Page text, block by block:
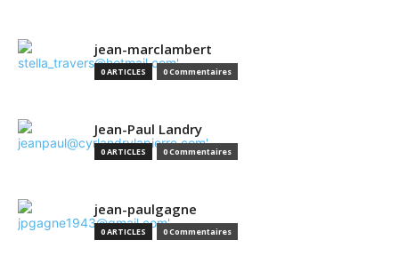
jean-marclambert
0 ARTICLES 0 Commentaires
Jean-Paul Landry
0 ARTICLES 0 Commentaires
jean-paulgagne
0 ARTICLES 0 Commentaires